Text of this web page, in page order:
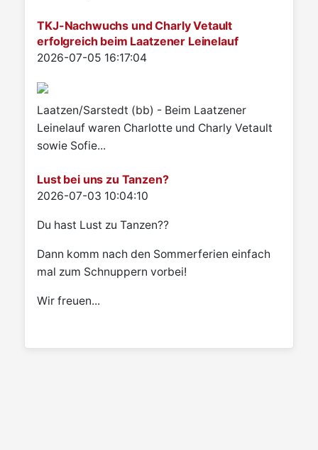
TKJ-Nachwuchs und Charly Vetault
erfolgreich beim Laatzener Leinelauf
Details
2026-07-05 16:17:04
Laatzen/Sarstedt (bb) - Beim Laatzener
Leinelauf waren Charlotte und Charly Vetault
sowie Sofie...
Lust bei uns zu Tanzen?
Details
2026-07-03 10:04:10
Du hast Lust zu Tanzen??
Dann komm nach den Sommerferien einfach
mal zum Schnuppern vorbei!
Wir freuen...